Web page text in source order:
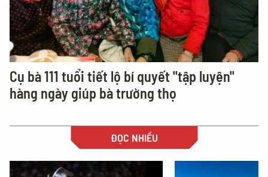
Cụ bà 111 tuổi tiết lộ bí quyết "tập luyện"
hàng ngày giúp bà trường thọ
ĐỌC NHIỀU